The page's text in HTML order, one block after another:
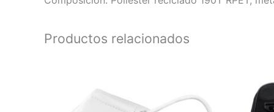
Productos relacionados